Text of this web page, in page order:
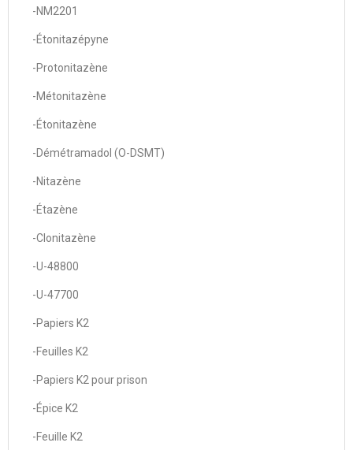
-NM2201
-Étonitazépyne
-Protonitazène
-Métonitazène
-Étonitazène
-Démétramadol (O-DSMT)
-Nitazène
-Étazène
-Clonitazène
-U-48800
-U-47700
-Papiers K2
-Feuilles K2
-Papiers K2 pour prison
-Épice K2
-Feuille K2